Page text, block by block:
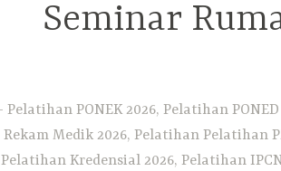
Seminar
Pelatihan PONEK 2026, Pelatihan
Rekam Medik 2026, Pelatihan Pelatihan
Pelatihan Kredensial 2026, Pelatihan